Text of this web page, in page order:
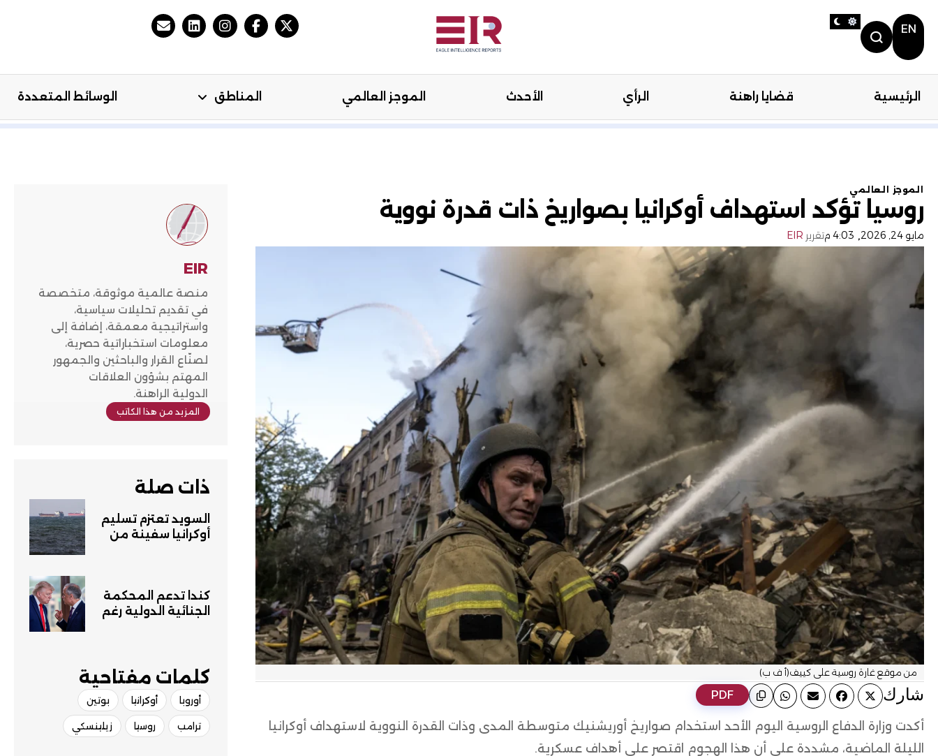
EN
الرئيسية قضايا راهنة الرأي الأحدث الموجز العالمي المناطق الوسائط المتعددة الرئيسية قضايا راهنة الرأي الموجز العالمي المناطق الوسائط المتعددة
الموجز العالمي
روسيا تؤكد استهداف أوكرانيا بصواريخ ذات قدرة نووية
مايو 24, 2026 , 4:03 م تقرير EIR
من موقع غارة روسية على كييف(أ ف ب)
ﺷﺎرك PDF
أكدت وزارة الدفاع الروسية اليوم الأحد استخدام صواريخ أوريشنيك متوسطة المدى وذات القدرة النووية لاستهداف أوكرانيا
الليلة الماضية، مشددة على أن هذا الهجوم اقتصر على أهداف عسكرية.
EIR
منصة عالمية موثوقة، متخصصة
في تقديم تحليلات سياسية،
واستراتيجية معمقة، إضافة إلى
معلومات استخباراتية حصرية،
لصنّاع القرار والباحثين والجمهور
المهتم بشؤون العلاقات
الدولية الراهنة.
المزيد من هذا الكاتب
ذات صلة
السويد تعتزم تسليم
أوكرانيا سفينة من
كندا تدعم المحكمة
الجنائية الدولية رغم
كلمات مفتاحية​
أوروبا أوكرانيا بوتين
ترامب روسيا زيلينسكي